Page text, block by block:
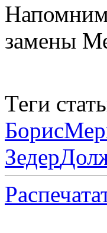
замены
Теги
Борис
Зедер